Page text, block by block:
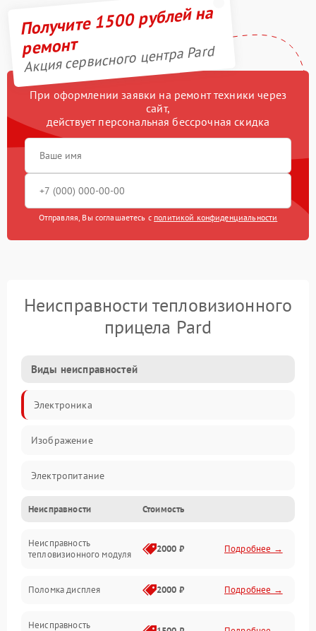
Получите 1500 рублей на
ремонт
Акция сервисного центра Pard
При оформлении заявки на ремонт техники через
сайт,
действует персональная бессрочная скидка
Отправляя, Вы соглашаетесь с политикой конфиденциальности
Неисправности тепловизионного
прицела Pard
Виды неисправностей
Электроника
Изображение
Электропитание
Измерения
Матрица
Неисправности Стоимость
Неисправность
тепловизионного модуля
2000 ₽ Подробнее →
Поломка дисплея 2000 ₽ Подробнее →
Неисправность